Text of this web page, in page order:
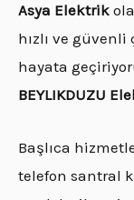
Asya Elektrik
hızlı ve
hayata
BEYLIKDUZU
Başlıca
telefon santral